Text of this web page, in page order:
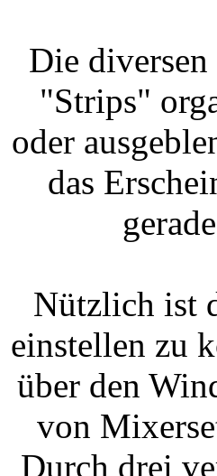
Die
"Strips"
oder
das
Nützlich ist
einstellen zu
über den
von
Durch drei